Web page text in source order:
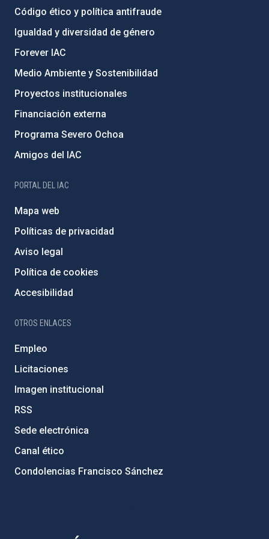
Código ético y política antifraude
Igualdad y diversidad de género
Forever IAC
Medio Ambiente y Sostenibilidad
Proyectos institucionales
Financiación externa
Programa Severo Ochoa
Amigos del IAC
PORTAL DEL IAC
Mapa web
Políticas de privacidad
Aviso legal
Política de cookies
Accesibilidad
OTROS ENLACES
Empleo
Licitaciones
Imagen institucional
RSS
Sede electrónica
Canal ético
Condolencias Francisco Sánchez